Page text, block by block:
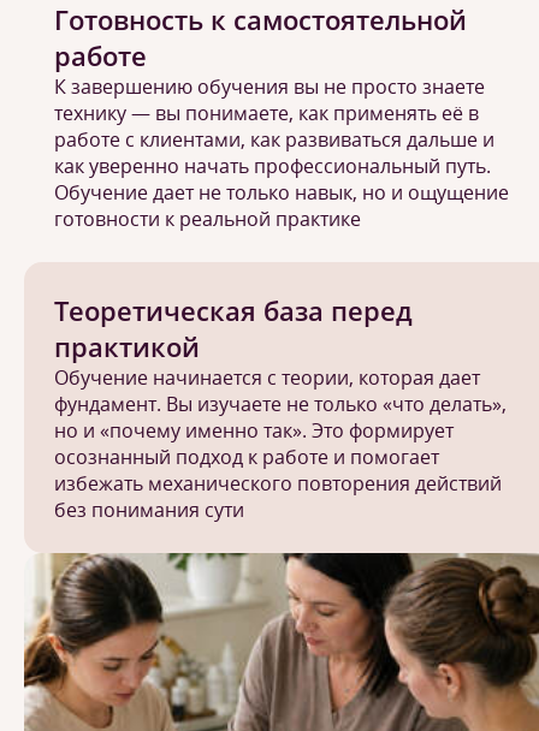
Теоретическая база перед
практикой
Обучение начинается с теории, которая дает
фундамент. Вы изучаете не только «что делать»,
но и «почему именно так». Это формирует
осознанный подход к работе и помогает
избежать механического повторения действий
без понимания сути
Готовность к самостоятельной
работе
К завершению обучения вы не просто знаете
технику — вы понимаете, как применять её в
работе с клиентами, как развиваться дальше и
как уверенно начать профессиональный путь.
Обучение дает не только навык, но и ощущение
готовности к реальной практике